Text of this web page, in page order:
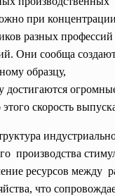
при концентрации
разных профессий
Они сообща
образцу,
достигаются
скорость
производства
ресурсов между
что